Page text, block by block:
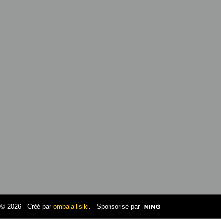
© 2026 Créé par ombala lisiki. Sponsorisé par